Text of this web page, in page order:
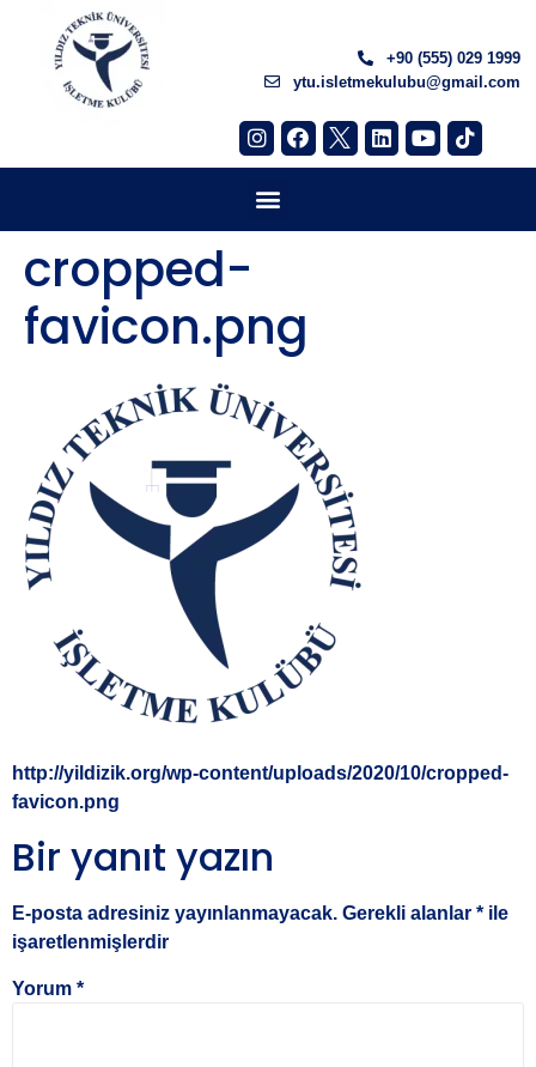
+90 (555) 029 1999
ytu.isletmekulubu@gmail.com
cropped-
favicon.png
http://yildizik.org/wp-content/uploads/2020/10/cropped-
favicon.png
Bir yanıt yazın
E-posta adresiniz yayınlanmayacak. Gerekli alanlar * ile
işaretlenmişlerdir
Yorum *